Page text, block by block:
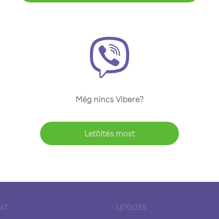
Még nincs Vibere?
Letöltés most
LETÖLTÉS